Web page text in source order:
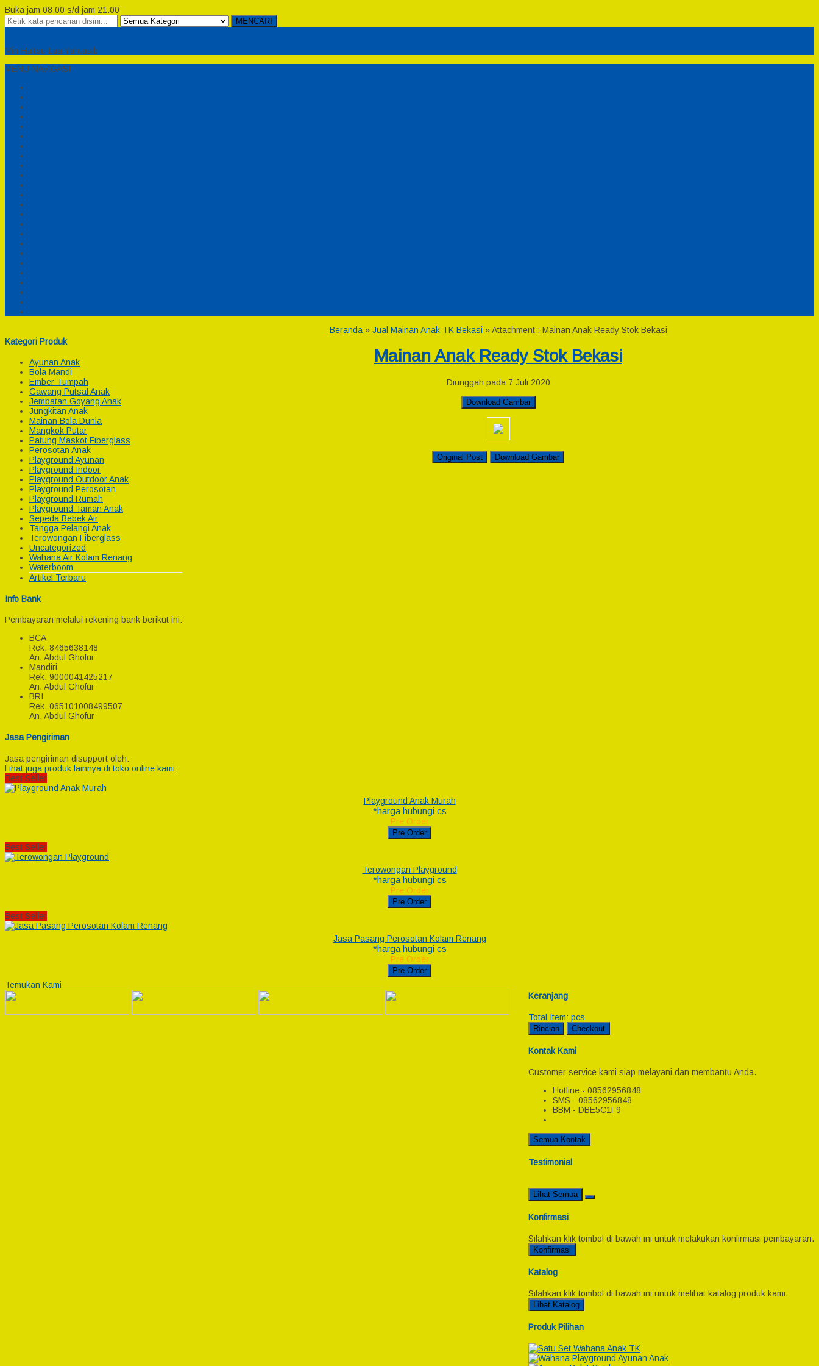
Buka jam 08.00 s/d jam 21.00
MENCARI
Min Haitsu Laa Yahtasib
MENU NAVIGASI
Kategori Produk
Ayunan Anak
Bola Mandi
Ember Tumpah
Gawang Putsal Anak
Jembatan Goyang Anak
Jungkitan Anak
Mainan Bola Dunia
Mangkok Putar
Patung Maskot Fiberglass
Perosotan Anak
Playground Ayunan
Playground Indoor
Playground Outdoor Anak
Playground Perosotan
Playground Rumah
Playground Taman Anak
Sepeda Bebek Air
Tangga Pelangi Anak
Terowongan Fiberglass
Uncategorized
Wahana Air Kolam Renang
Waterboom
Artikel Terbaru
Info Bank
Pembayaran melalui rekening bank berikut ini:
BCA
Rek. 8465638148
An. Abdul Ghofur
Mandiri
Rek. 9000041425217
An. Abdul Ghofur
BRI
Rek. 065101008499507
An. Abdul Ghofur
Jasa Pengiriman
Jasa pengiriman disupport oleh:
Beranda» Jual Mainan Anak TK Bekasi » Attachment : Mainan Anak Ready Stok Bekasi
Mainan Anak Ready Stok Bekasi
Diunggah pada 7 Juli 2020
Download Gambar
Original Post Download Gambar
Lihat juga produk lainnya di toko online kami:
Best Seller
Playground Anak Murah
*harga hubungi cs
Pre Order
Pre Order
Best Seller
Terowongan Playground
*harga hubungi cs
Pre Order
Pre Order
Best Seller
Jasa Pasang Perosotan Kolam Renang
*harga hubungi cs
Pre Order
Pre Order
Keranjang
Total Item: pcs
Rincian Checkout
Kontak Kami
Customer service kami siap melayani dan membantu Anda.
Hotline - 08562956848
SMS - 08562956848
BBM - DBE5C1F9
Semua Kontak
Testimonial
Lihat Semua
Konfirmasi
Silahkan klik tombol di bawah ini untuk melakukan konfirmasi pembayaran.
Konfirmasi
Katalog
Silahkan klik tombol di bawah ini untuk melihat katalog produk kami.
Lihat Katalog
Produk Pilihan
Temukan Kami